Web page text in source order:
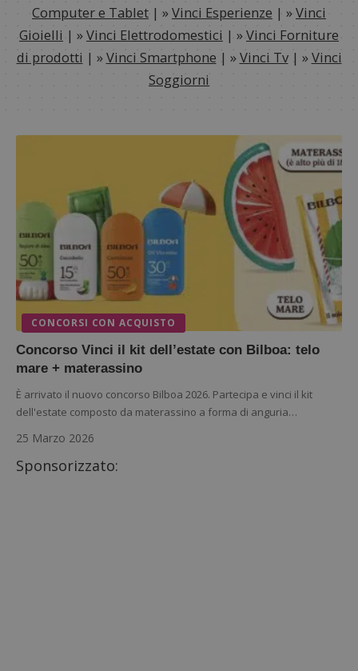
Computer e Tablet | »Vinci Esperienze | »Vinci
Gioielli | »Vinci Elettrodomestici | »Vinci Forniture
di prodotti | »Vinci Smartphone | »Vinci Tv| »Vinci
Soggiorni
CONCORSI CON ACQUISTO
Concorso Vinci il kit dell’estate con Bilboa: telo
mare + materassino
È arrivato il nuovo concorso Bilboa 2026. Partecipa e vinci il kit
dell'estate composto da materassino a forma di anguria…
25 Marzo 2026
Sponsorizzato: